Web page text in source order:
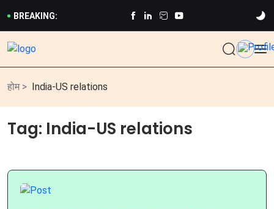
BREAKING:
होम > India-US relations
Tag: India-US relations